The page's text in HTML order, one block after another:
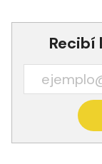
Recibí